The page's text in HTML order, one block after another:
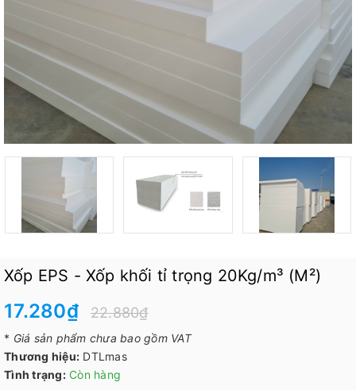
Xốp EPS - Xốp khối tỉ trọng 20Kg/m³ (M²)
17.280₫ 22.880₫
* Giá sản phẩm chưa bao gồm VAT
Thương hiệu: DTLmas
Tình trạng: Còn hàng